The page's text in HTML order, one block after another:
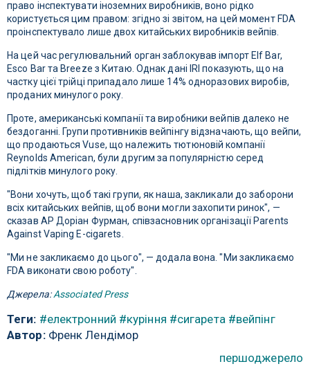
право інспектувати іноземних виробників, воно рідко
користується цим правом: згідно зі звітом, на цей момент FDA
проінспектувало лише двох китайських виробників вейпів.
На цей час регулювальний орган заблокував імпорт Elf Bar,
Esco Bar та Breeze з Китаю. Однак дані IRI показують, що на
частку цієї трійці припадало лише 14% одноразових виробів,
проданих минулого року.
Проте, американські компанії та виробники вейпів далеко не
бездоганні. Групи противників вейпінгу відзначають, що вейпи,
що продаються Vuse, що належить тютюновій компанії
Reynolds American, були другим за популярністю серед
підлітків минулого року.
"Вони хочуть, щоб такі групи, як наша, закликали до заборони
всіх китайських вейпів, щоб вони могли захопити ринок", —
сказав AP Доріан Фурман, співзасновник організації Parents
Against Vaping E-cigarets.
"Ми не закликаємо до цього", — додала вона. "Ми закликаємо
FDA виконати свою роботу".
Джерела:Associated Press
Теги: #електронний #куріння #сигарета #вейпінг
Автор:Френк Лендімор
першоджерело